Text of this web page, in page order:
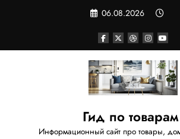
06.08.2026
Гид по товарам
Информационный сайт про товары,